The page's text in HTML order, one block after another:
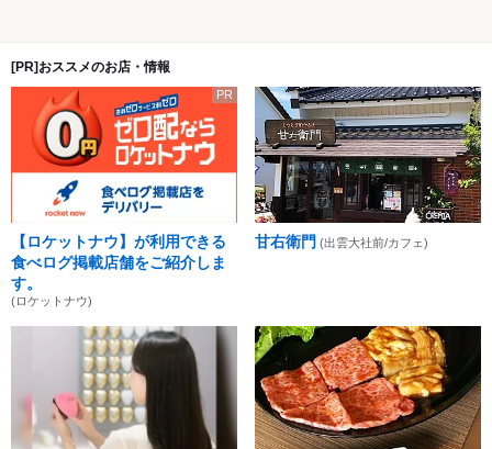
[PR]おススメのお店・情報
PR
【ロケットナウ】が利用できる
食べログ掲載店舗をご紹介しま
す。
(ロケットナウ)
甘右衛門 (出雲大社前/カフェ)